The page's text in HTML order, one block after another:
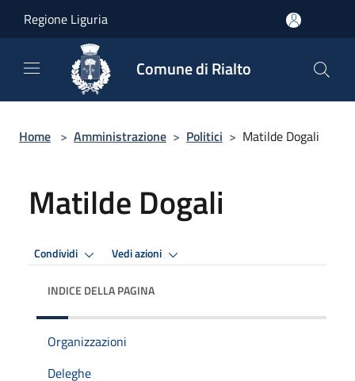
Regione Liguria
Comune di Rialto
Home > Amministrazione > Politici > Matilde Dogali
Matilde Dogali
Condividi Vedi azioni
INDICE DELLA PAGINA
Organizzazioni
Deleghe